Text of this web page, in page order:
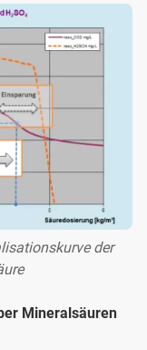
der
Mineralsäuren